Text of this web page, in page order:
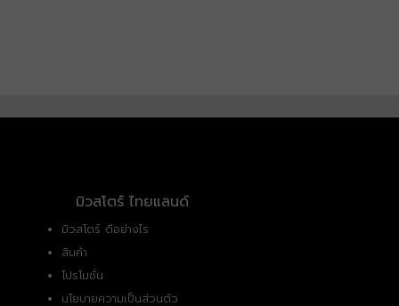
มิวสโตร์ ไทยแลนด์
มิวสโตร์ ดีอย่างไร
สินค้า
โปรโมชั่น
นโยบายความเป็นส่วนตัว